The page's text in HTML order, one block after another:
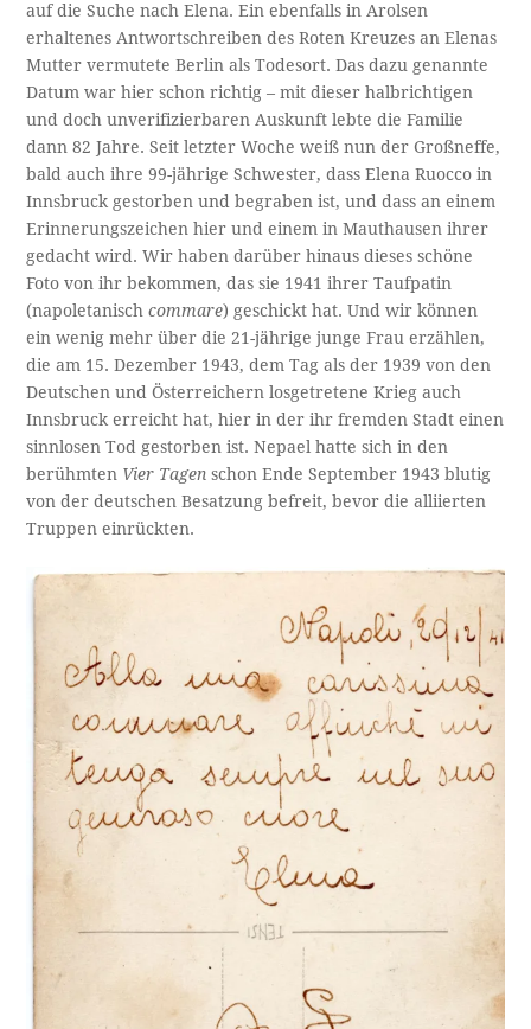
auf die Suche nach Elena. Ein ebenfalls in Arolsen
erhaltenes Antwortschreiben des Roten Kreuzes an Elenas
Mutter vermutete Berlin als Todesort. Das dazu genannte
Datum war hier schon richtig – mit dieser halbrichtigen
und doch unverifizierbaren Auskunft lebte die Familie
dann 82 Jahre. Seit letzter Woche weiß nun der Großneffe,
bald auch ihre 99-jährige Schwester, dass Elena Ruocco in
Innsbruck gestorben und begraben ist, und dass an einem
Erinnerungszeichen hier und einem in Mauthausen ihrer
gedacht wird. Wir haben darüber hinaus dieses schöne
Foto von ihr bekommen, das sie 1941 ihrer Taufpatin
(napoletanischcommare) geschickt hat. Und wir können
ein wenig mehr über die 21-jährige junge Frau erzählen,
die am 15. Dezember 1943, dem Tag als der 1939 von den
Deutschen und Österreichern losgetretene Krieg auch
Innsbruck erreicht hat, hier in der ihr fremden Stadt einen
sinnlosen Tod gestorben ist. Nepael hatte sich in den
berühmten Vier Tagen schon Ende September 1943 blutig
von der deutschen Besatzung befreit, bevor die alliierten
Truppen einrückten.